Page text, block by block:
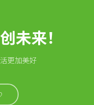
未来！
更加美好